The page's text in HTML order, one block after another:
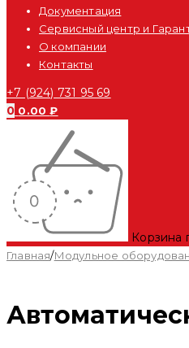
Документация
Сервисный центр и
О компании
Контакты
+7 (924) 731 95 69
0 0.00₽
Корзина
Главная/Модульное